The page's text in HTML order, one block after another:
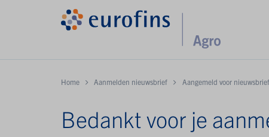
Home Aanmelden nieuwsbrief Aangemeld voor nieuwsbrief
Bedankt voor je